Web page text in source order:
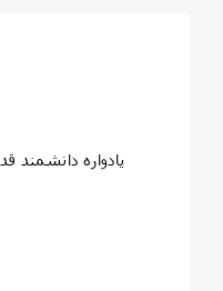
🔹 یادواره